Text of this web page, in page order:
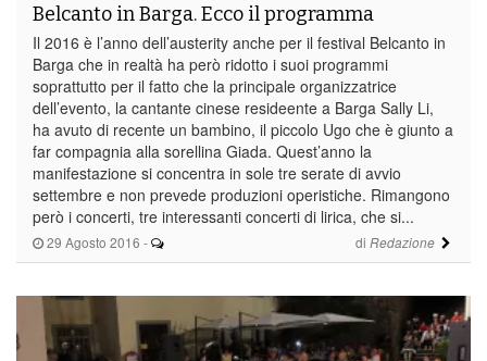
29 Agosto 2016 - di Redazione
Belcanto in Barga. Ecco il programma
Il 2016 è l’anno dell’austerity anche per il festival Belcanto in
Barga che in realtà ha però ridotto i suoi programmi
soprattutto per il fatto che la principale organizzatrice
dell’evento, la cantante cinese resideente a Barga Sally Li,
ha avuto di recente un bambino, il piccolo Ugo che è giunto a
far compagnia alla sorellina Giada. Quest’anno la
manifestazione si concentra in sole tre serate di avvio
settembre e non prevede produzioni operistiche. Rimangono
però i concerti, tre interessanti concerti di lirica, che si...